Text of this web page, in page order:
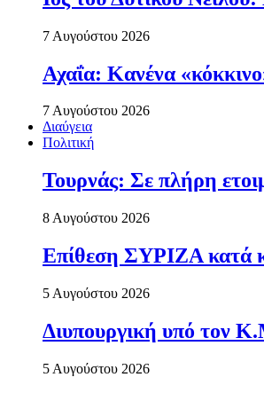
7 Αυγούστου 2026
Αχαΐα: Κανένα
7 Αυγούστου 2026
Διαύγεια
Πολιτική
Τουρνάς: Σε πλήρη
8 Αυγούστου 2026
Επίθεση ΣΥΡΙΖΑ κατά
5 Αυγούστου 2026
Διυπουργική υπό τον
5 Αυγούστου 2026